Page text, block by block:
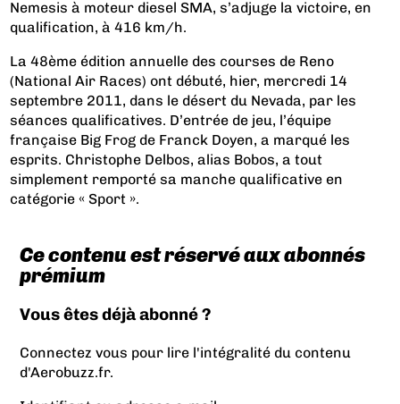
Nemesis à moteur diesel SMA, s’adjuge la victoire, en
qualification, à 416 km/h.
La 48ème édition annuelle des courses de Reno
(National Air Races) ont débuté, hier, mercredi 14
septembre 2011, dans le désert du Nevada, par les
séances qualificatives. D’entrée de jeu, l’équipe
française Big Frog de Franck Doyen, a marqué les
esprits. Christophe Delbos, alias Bobos, a tout
simplement remporté sa manche qualificative en
catégorie « Sport ».
Ce contenu est réservé aux abonnés
prémium
Vous êtes déjà abonné ?
Connectez vous pour lire l'intégralité du contenu
d'Aerobuzz.fr.